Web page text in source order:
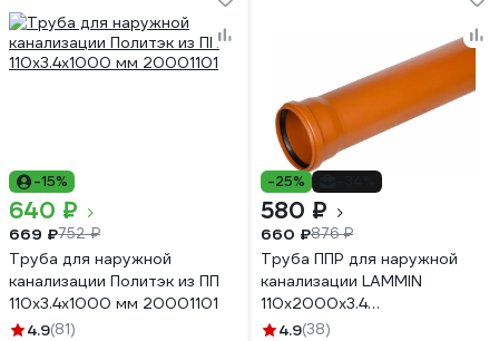
-15%
640 ₽
669 ₽752 ₽
Труба для наружной
канализации Политэк из ПП
110х3.4х1000 мм 20001101
4.9(81)
-25%
580 ₽
660 ₽876 ₽
Труба ППР для наружной
канализации LAMMIN
110x2000x3.4
Lm36101002000
4.9(38)